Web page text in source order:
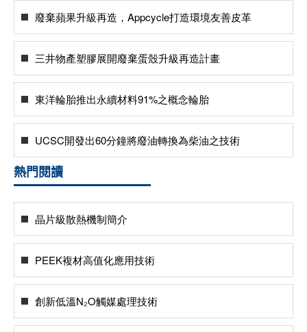
廢棄蘋果升級再造，Appcycle打造環境友善皮革
三井物產塑膠展開廢棄蛋殼升級再造計畫
東洋輪胎推出永續材料91%之概念輪胎
UCSC開發出60分鐘將廢油轉換為柴油之技術
熱門閱讀
晶片級散熱機制簡介
PEEK複材高值化應用技術
創新低溫N₂O觸媒處理技術